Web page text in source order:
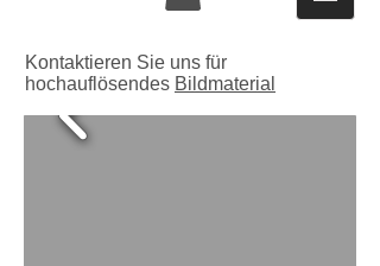
Kontaktieren Sie uns für
hochauflösendes Bildmaterial